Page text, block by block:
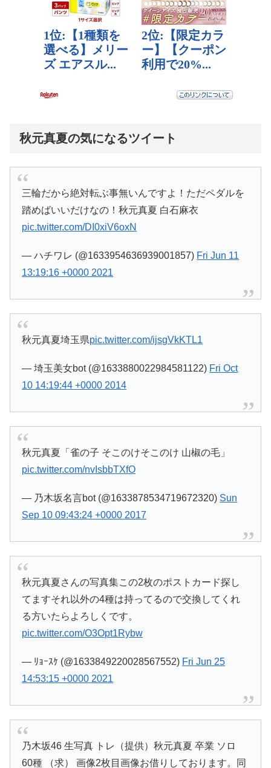
秋元真夏の気になるツイート
三輪だから絶対転ぶ事無いんですよ！ただペダルを
踏めばいいだけなの！秋元真夏 白石麻衣
pic.twitter.com/DI0xiV6oxN
— ハチワレ (@1633954636939001857) Fri Jun 11
13:19:16 +0000 2021
秋元真夏埼玉県pic.twitter.com/ijsgVkKTL1
— 埼玉美女bot (@1633880022984581122) Fri Oct
10 14:19:44 +0000 2014
秋元真夏「雀の子 そこのけそこのけ 山椒の毛」
pic.twitter.com/nvIsbbTXfO
— 乃木坂名言bot (@1633878534719672320) Sun
Sep 10 09:43:24 +0000 2017
秋元真夏さんの写真集この2枚のポストカード探し
てますそれ以外の4種は持ってるので交換してくれ
る方いたらよろしくです。
pic.twitter.com/O3Opt1Rybw
— ﾘｮｰｽｹ (@1633849220028567552) Fri Jun 25
14:53:15 +0000 2021
乃木坂46 生写真 トレ（提供）秋元真夏 卒業 ソロ
60種 （求） 画像2枚目画像お借りしております。同